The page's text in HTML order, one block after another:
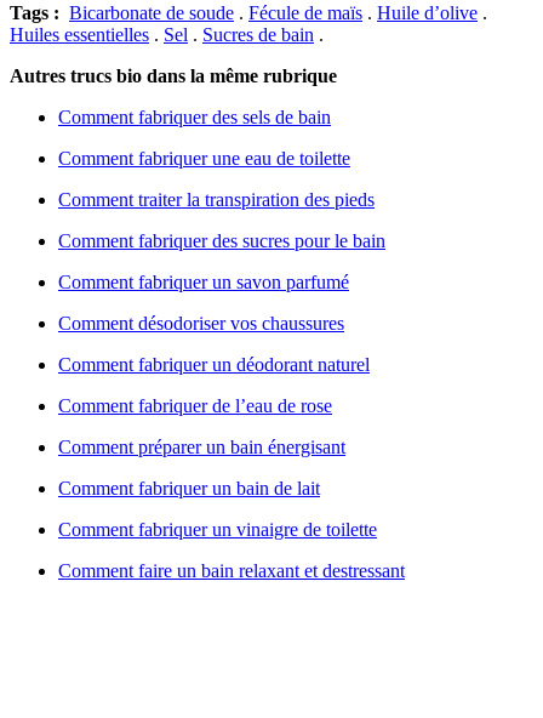
Tags : Bicarbonate de soude . Fécule de maïs . Huile d’olive .
Huiles essentielles . Sel . Sucres de bain .
Autres trucs bio dans la même rubrique
Comment fabriquer des sels de bain
Comment fabriquer une eau de toilette
Comment traiter la transpiration des pieds
Comment fabriquer des sucres pour le bain
Comment fabriquer un savon parfumé
Comment désodoriser vos chaussures
Comment fabriquer un déodorant naturel
Comment fabriquer de l’eau de rose
Comment préparer un bain énergisant
Comment fabriquer un bain de lait
Comment fabriquer un vinaigre de toilette
Comment faire un bain relaxant et destressant